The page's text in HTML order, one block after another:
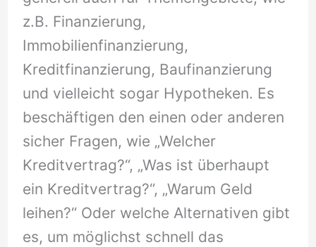
z.B. Finanzierung,
Immobilienfinanzierung,
Kreditfinanzierung, Baufinanzierung
und vielleicht sogar Hypotheken. Es
beschäftigen den einen oder anderen
sicher Fragen, wie „Welcher
Kreditvertrag?“, „Was ist überhaupt
ein Kreditvertrag?“, „Warum Geld
leihen?“ Oder welche Alternativen gibt
es, um möglichst schnell das